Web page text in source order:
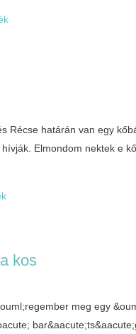
Récse határán van egy
Elmondom nektek e
kos
meg egy